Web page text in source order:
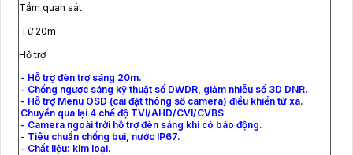
Tầm quan sát
Từ 20m
Hỗ trợ
- Hỗ trợ đèn trợ sáng 20m.
- Chống ngược sáng kỹ thuật số DWDR, giảm nhiễu số 3D DNR.
- Hỗ trợ Menu OSD (cài đặt thông số camera) điều khiển từ xa.
Chuyển qua lại 4 chế độ TVI/AHD/CVI/CVBS
- Camera ngoài trời hỗ trợ đèn sáng khi có báo động.
- Tiêu chuẩn chống bụi, nước IP67.
- Chất liệu: kim loại.